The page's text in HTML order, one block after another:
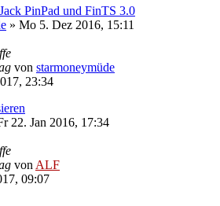
PinPad und FinTS 3.0
» Mo 5. Dez 2016, 15:11
von starmoneymüde
23:34
22. Jan 2016, 17:34
von ALF
09:07